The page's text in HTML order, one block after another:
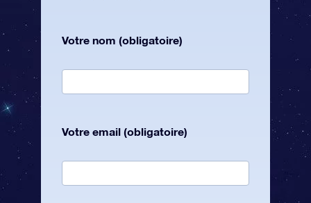
Votre nom (obligatoire)
Votre email (obligatoire)